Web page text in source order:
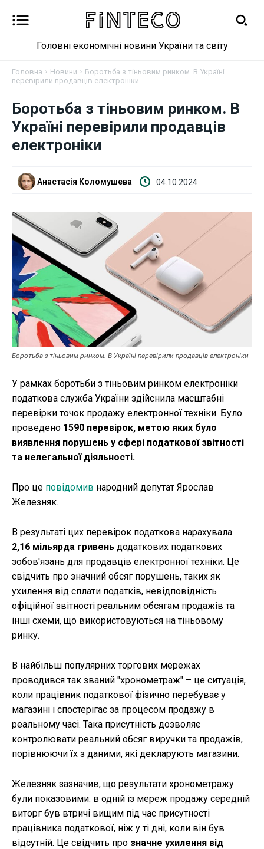
Новини
Бізнес
Криптовалюта
Робота і освіта
Публікації
ФОП
Курс валют
Ми в соц. мережах
Головні економічні новини України та світу
Головна Новини
Боротьба з тіньовим ринком. В Україні
перевірили продавців електроніки
Боротьба з тіньовим ринком. В
Україні перевірили продавців
електроніки
Анастасія Коломушева 04.10.2024
Боротьба з тіньовим ринком. В Україні перевірили продавців електроніки
У рамках боротьби з тіньовим ринком електроніки
податкова служба України здійснила масштабні
перевірки точок продажу електронної техніки. Було
проведено 1590 перевірок, метою яких було
виявлення порушень у сфері податкової звітності
та нелегальної діяльності.
Про це повідомив народний депутат Ярослав
Железняк.
В результаті цих перевірок податкова нарахувала
2,16 мільярда гривень додаткових податкових
зобов'язань для продавців електронної техніки. Це
свідчить про значний обсяг порушень, таких як
ухилення від сплати податків, невідповідність
офіційної звітності реальним обсягам продажів та
інші схеми, що використовуються на тіньовому
ринку.
В найбільш популярних торгових мережах
проводився так званий "хронометраж" – це ситуація,
коли працівник податкової фізично перебуває у
магазині і спостерігає за процесом продажу в
реальному часі. Така присутність дозволяє
контролювати реальний обсяг виручки та продажів,
порівнюючи їх з даними, які декларують магазини.
Железняк зазначив, що результати хронометражу
були показовими: в одній із мереж продажу середній
виторг був втричі вищим під час присутності
працівника податкової, ніж у ті дні, коли він був
відсутній. Це свідчить про значне ухилення від